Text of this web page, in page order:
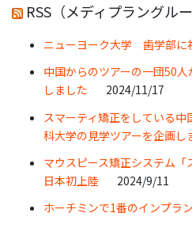
RSS（メディプラングル
ニューヨーク大学 歯学部に
中国からのツアーの一団50
しました
2024/11/17
スマーティ矯正をしている
科大学の見学ツアーを企画し
マウスピース矯正システム
日本初上陸
2024/9/11
ホーチミンで1番のインプラ